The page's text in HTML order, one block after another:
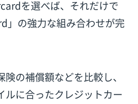
を選べば、それだけで
」の強力な組み合わせが完
の補償額などを比較し、
ルに合ったクレジットカー